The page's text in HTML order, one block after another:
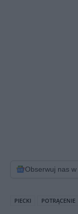
Obserwuj nas
PIECKI POTRĄCENIE